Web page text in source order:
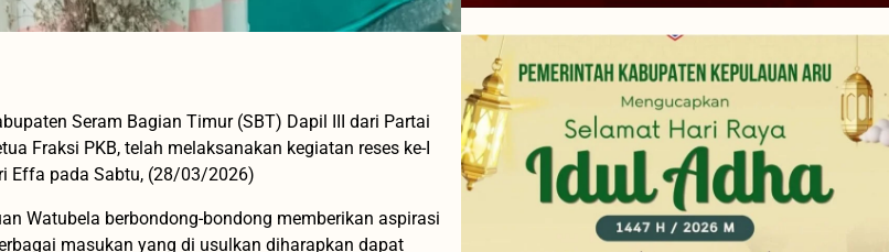
Seram Bagian Timur (SBT) Dapil III dari Partai
Fraksi PKB, telah melaksanakan kegiatan reses ke-I
Effa pada Sabtu, (28/03/2026)
Watubela berbondong-bondong memberikan aspirasi
masukan yang di usulkan diharapkan dapat